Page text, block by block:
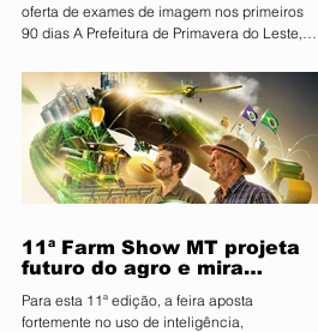
oferta de exames de imagem nos primeiros
90 dias A Prefeitura de Primavera do Leste,
apresentou nesta sexta-feira (07) os
resultados dos primeiros 90 dias do programa
Vira Saúde. Ao todo, aproximadamente 28 mil
pessoas foram beneficiadas pelas ações
realizadas no período. Durante os primeiros
três meses, foram realizados 141.574 exames
laboratoria
11ª Farm Show MT projeta
futuro do agro e mira
sociedade
Para esta 11ª edição, a feira aposta
fortemente no uso de inteligência,